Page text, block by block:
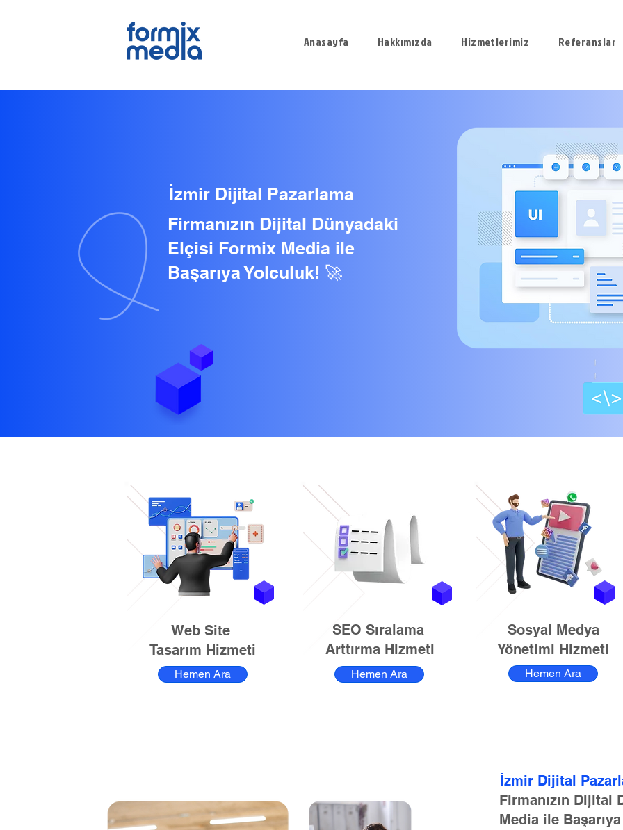
Anasayfa Hakkımızda Hizmetlerimiz Referanslar
İzmir Dijital Pazarlama
Firmanızın Dijital Dünyadaki
Elçisi Formix Media ile
Başarıya Yolculuk! 🚀
Web Site
Tasarım Hizmeti
Hemen Ara
SEO Sıralama
Arttırma Hizmeti
Hemen Ara
Sosyal Medya
Yönetimi Hizmeti
Hemen Ara
İzmir Dijital
Firmanızın Dijital
Media ile